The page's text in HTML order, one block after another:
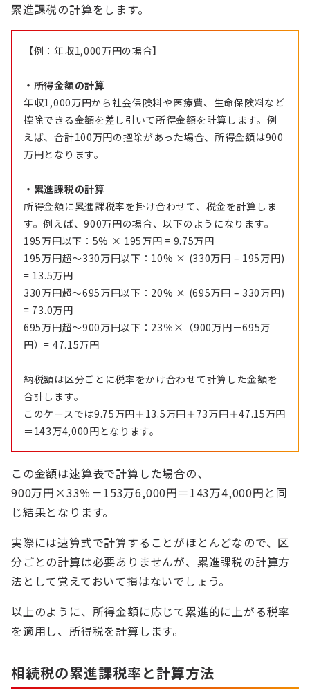
累進課税の計算をします。
【例：年収1,000万円の場合】
・所得金額の計算
年収1,000万円から社会保険料や医療費、生命保険料など
控除できる金額を差し引いて所得金額を計算します。例
えば、合計100万円の控除があった場合、所得金額は900
万円となります。
・累進課税の計算
所得金額に累進課税率を掛け合わせて、税金を計算しま
す。例えば、900万円の場合、以下のようになります。
195万円以下：5% × 195万円 = 9.75万円
195万円超～330万円以下：10% × (330万円 – 195万円)
= 13.5万円
330万円超～695万円以下：20% × (695万円 – 330万円)
= 73.0万円
695万円超～900万円以下：23％×（900万円－695万
円）= 47.15万円
納税額は区分ごとに税率をかけ合わせて計算した金額を
合計します。
このケースでは9.75万円＋13.5万円＋73万円＋47.15万円
＝143万4,000円となります。
この金額は速算表で計算した場合の、
900万円×33％－153万6,000円＝143万4,000円と同
じ結果となります。
実際には速算式で計算することがほとんどなので、区
分ごとの計算は必要ありませんが、累進課税の計算方
法として覚えておいて損はないでしょう。
以上のように、所得金額に応じて累進的に上がる税率
を適用し、所得税を計算します。
相続税の累進課税率と計算方法